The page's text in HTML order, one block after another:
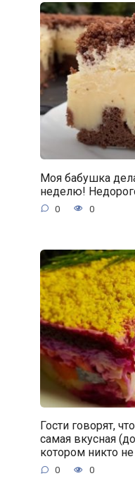
Моя бабушка
неделю!
0 0
Гости говорят,
самая вкусная
котором никто
0 0